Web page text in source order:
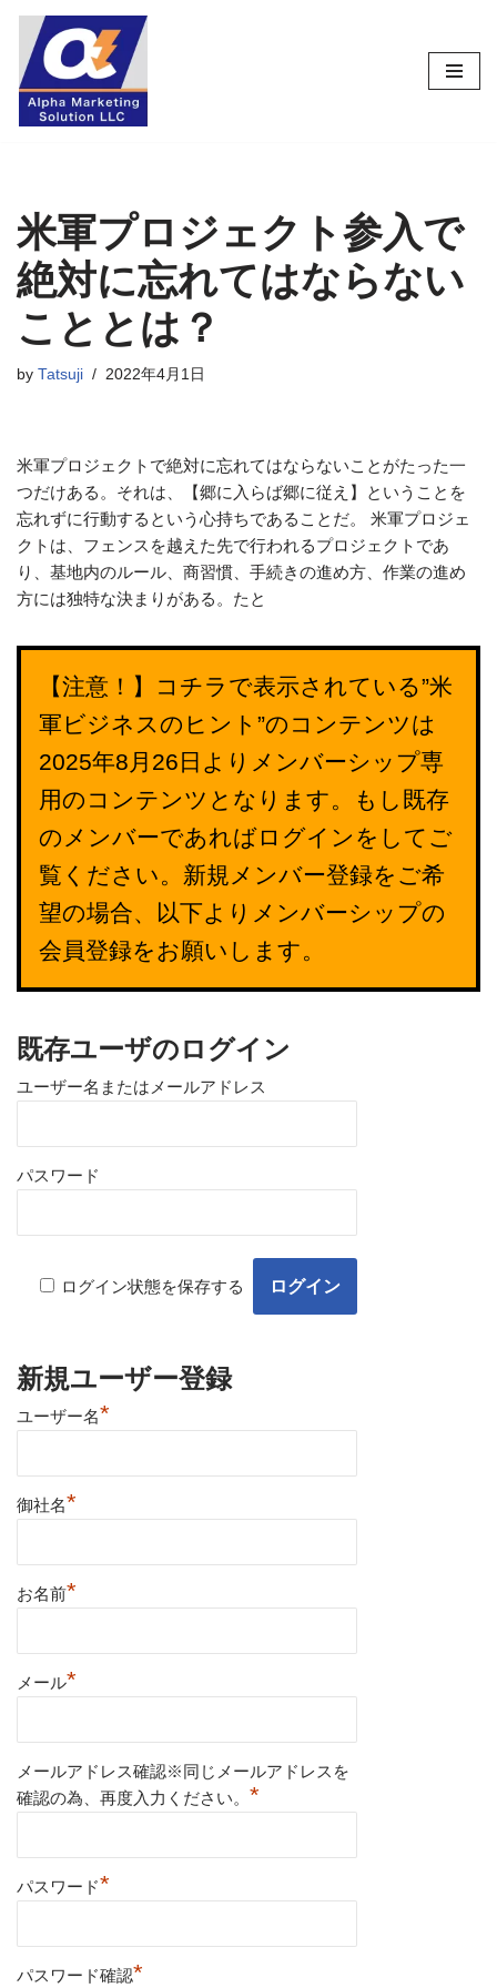
コ
ン
テ
ス
キ
ッ
プ
米軍プロジェクト参入で
絶対に忘れてはならない
こととは？
by Tatsuji 2022年4月1日
米軍プロジェクトで絶対に忘れてはならないことがたった一
つだけある。それは、【郷に入らば郷に従え】ということを
忘れずに行動するという心持ちであることだ。 米軍プロジェ
クトは、フェンスを越えた先で行われるプロジェクトであ
り、基地内のルール、商習慣、手続きの進め方、作業の進め
方には独特な決まりがある。たと
【注意！】コチラで表示されている”米
軍ビジネスのヒント”のコンテンツは
2025年8月26日よりメンバーシップ専
用のコンテンツとなります。もし既存
のメンバーであればログインをしてご
覧ください。新規メンバー登録をご希
望の場合、以下よりメンバーシップの
会員登録をお願いします。
既存ユーザのログイン
ユーザー名またはメールアドレス
パスワード
ログイン状態を保存する
新規ユーザー登録
ユーザー名*
御社名*
お名前*
メール*
メールアドレス確認※同じメールアドレスを
確認の為、再度入力ください。 *
パスワード*
パスワード確認*